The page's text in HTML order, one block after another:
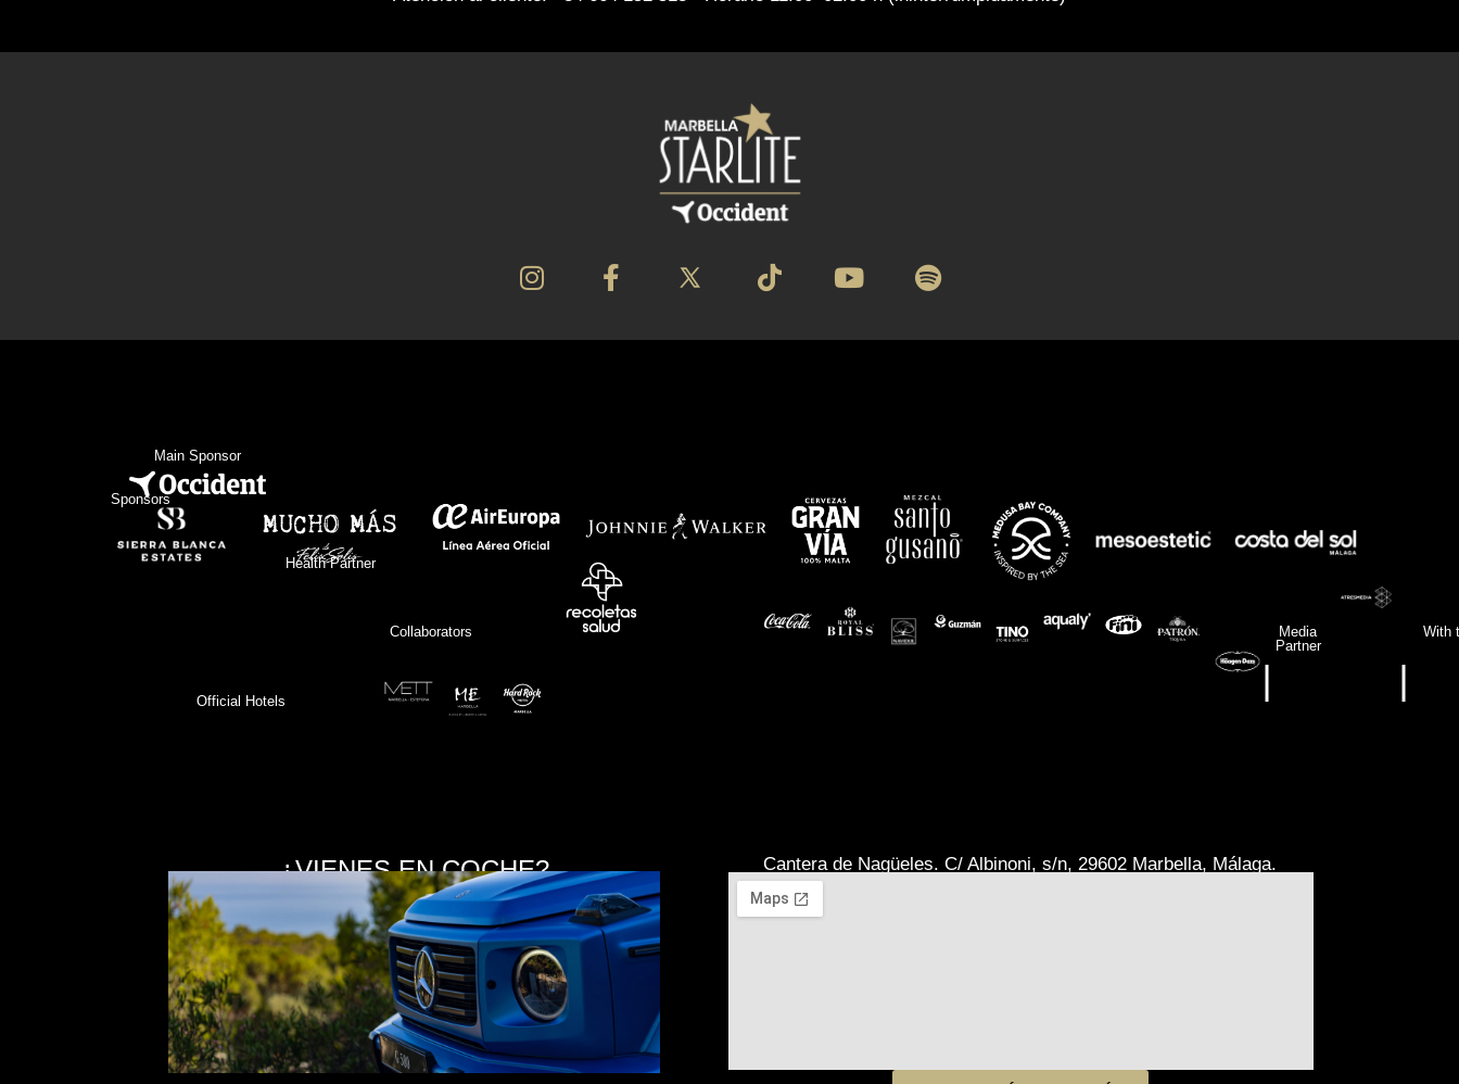
Main Sponsor
Sponsors
Health Partner
Collaborators
|
Media
Partner
|
With
Official Hotels
¿VIENES EN COCHE? Cantera de Nagüeles. C/ Albinoni, s/n, 29602 Marbella, Málaga.